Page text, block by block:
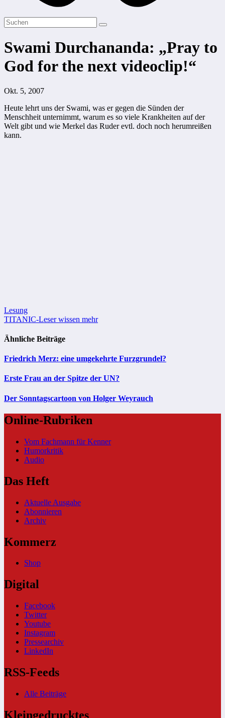
Swami Durchananda: „Pray to
God for the next videoclip!“
Okt. 5, 2007
Heute lehrt uns der Swami, was er gegen die Sünden der
Menschheit unternimmt, warum es so viele Krankheiten auf der
Welt gibt und wie Merkel das Ruder evtl. doch noch herumreißen
kann.
Beitragsnavigation
Lesung
TITANIC-Leser wissen mehr
Ähnliche Beiträge
Friedrich Merz: eine umgekehrte Furzgrundel?
Erste Frau an der Spitze der UN?
Der Sonntagscartoon von Holger Weyrauch
Online-Rubriken
Vom Fachmann für Kenner
Humorkritik
Audio
Das Heft
Aktuelle Ausgabe
Abonnieren
Archiv
Kommerz
Shop
Digital
Facebook
Twitter
Youtube
Instagram
Pressearchiv
LinkedIn
RSS-Feeds
Alle Beiträge
Kleingedrucktes